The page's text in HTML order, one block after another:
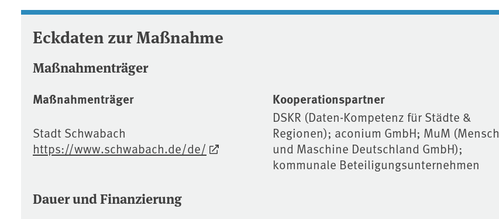
Eckdaten zur Maßnahme
Maßnahmenträger
Maßnahmenträger
Stadt Schwabach
https://www.schwabach.de/de/
Kooperationspartner
DSKR (Daten-Kompetenz für Städte &
Regionen); aconium GmbH; MuM (Mensch
und Maschine Deutschland GmbH);
kommunale Beteiligungsunternehmen
Dauer und Finanzierung